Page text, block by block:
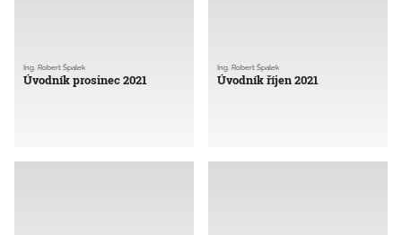
Úvodník prosinec 2021
Ing. Robert Špalek
Úvodník říjen 2021
Ing. Robert Špalek